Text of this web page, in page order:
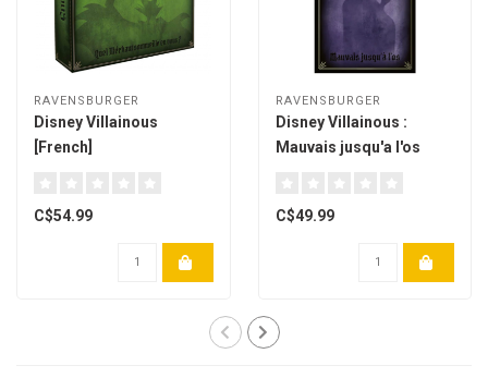
RAVENSBURGER
Disney Villainous
[French]
C$54.99
RAVENSBURGER
Disney Villainous :
Mauvais jusqu'a l'os
C$49.99